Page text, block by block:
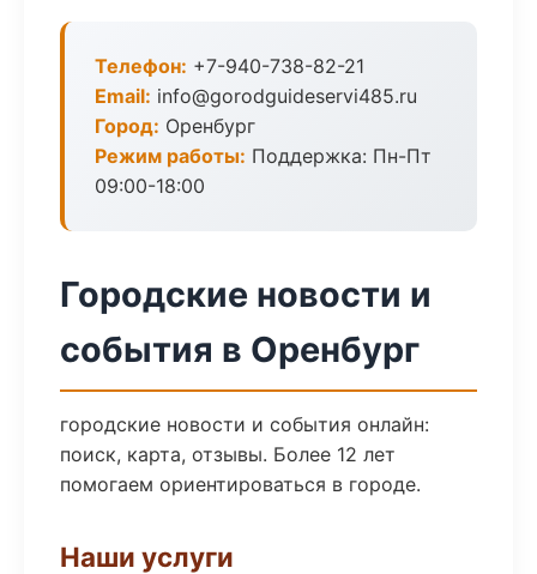
Телефон: +7-940-738-82-21
Email: info@gorodguideservi485.ru
Город: Оренбург
Режим работы: Поддержка: Пн-Пт
09:00-18:00
Городские новости и
события в Оренбург
городские новости и события онлайн:
поиск, карта, отзывы. Более 12 лет
помогаем ориентироваться в городе.
Наши услуги